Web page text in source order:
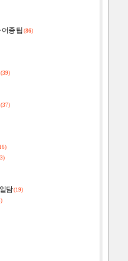
어종 팁 (86)
(39)
(37)
담(19)